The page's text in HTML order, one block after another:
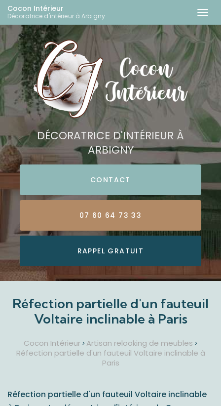
Aller
au
contenu
principal
Cocon Intérieur
Décoratrice d'intérieur à Arbigny
DÉCORATRICE D'INTÉRIEUR À
ARBIGNY
CONTACT
07 60 64 73 33
RAPPEL GRATUIT
Réfection partielle d'un fauteuil
Voltaire inclinable à Paris
Cocon Intérieur > Artisan relooking de meubles >
Réfection partielle d'un fauteuil Voltaire inclinable à
Paris
Réfection partielle d'un fauteuil Voltaire inclinable